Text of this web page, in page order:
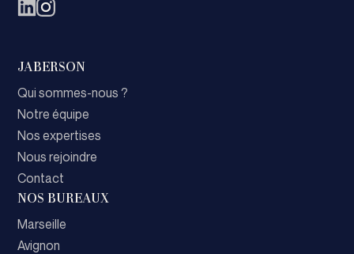
JABERSON
Qui sommes-nous ?
Notre équipe
Nos expertises
Nous rejoindre
Contact
NOS BUREAUX
Marseille
Avignon